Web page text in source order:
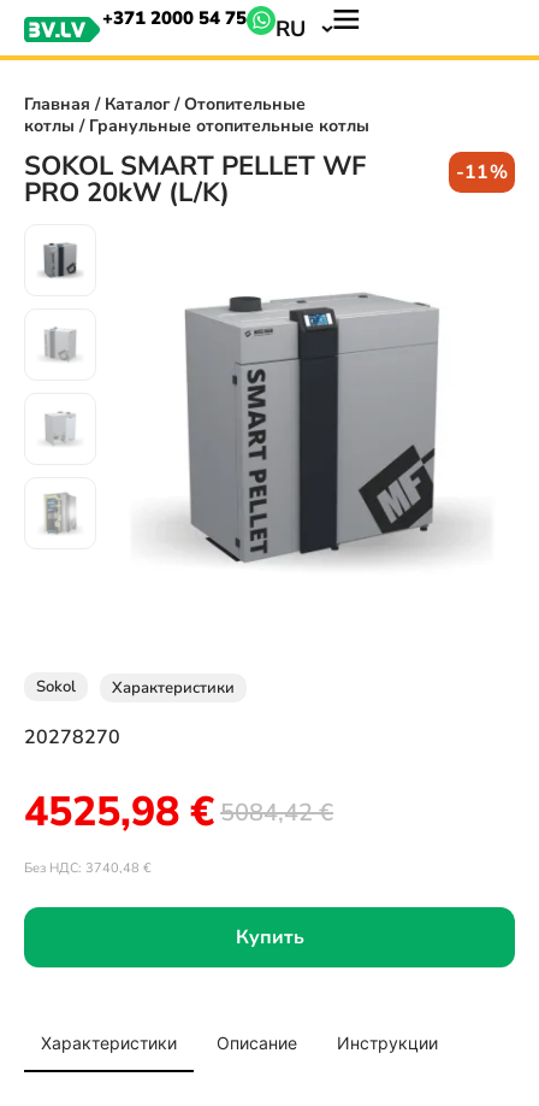
+371 2000 54 75 RU
Главная / Каталог/Отопительные
котлы / Гранульные отопительные котлы
SOKOL SMART PELLET WF
PRO 20kW (L/K)
-11%
Sokol Характеристики
20278270
5084,42€
4525,98€
Без НДС: 3740,48 €
Купить
Характеристики Описание Инструкции